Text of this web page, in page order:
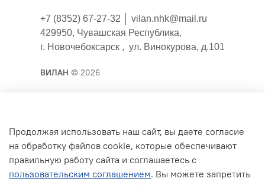
+7 (8352) 67-27-32 │ vilan.nhk@mail.ru
429950, Чувашская Республика,
г. Новочебоксарск , ул. Винокурова, д.101
ВИЛАН © 2026
Публичная оферта
Согласие на обработку персональных данных для
сайта
Продолжая использовать наш сайт, вы даете согласие
на обработку файлов cookie, которые обеспечивают
правильную работу сайта и соглашаетесь с
пользовательским соглашением. Вы можете запретить